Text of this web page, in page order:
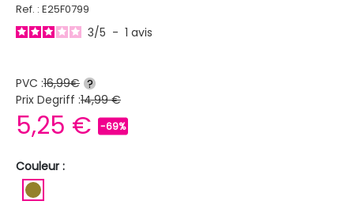
Ref. : E25F0799
3/5 - 1 avis
PVC :16,99€ ?
Prix Degriff :14,99 €
5,25 € -69%
Couleur :